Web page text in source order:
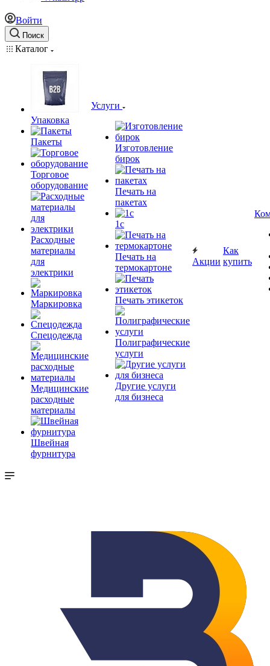
Войти
Поиск
Каталог
Упаковка
Пакеты
Торговое
оборудование
Расходные
материалы
для
электрики
Маркировка
Спецодежда
Медицинские
расходные
материалы
Швейная
фурнитура
Услуги
Изготовление
бирок
Печать на
пакетах
1c
Печать на
термокартоне
Печать этикеток
Полиграфические
услуги
Другие услуги
для бизнеса
Акции
Как
купить